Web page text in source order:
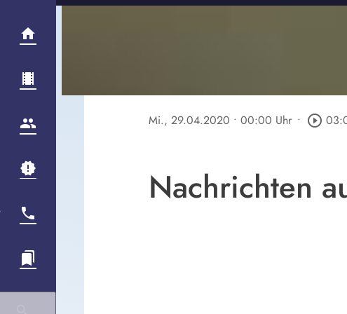
Mi., 29.04.2020 • 00:00 Uhr • play_circle_outline
Nachrichten